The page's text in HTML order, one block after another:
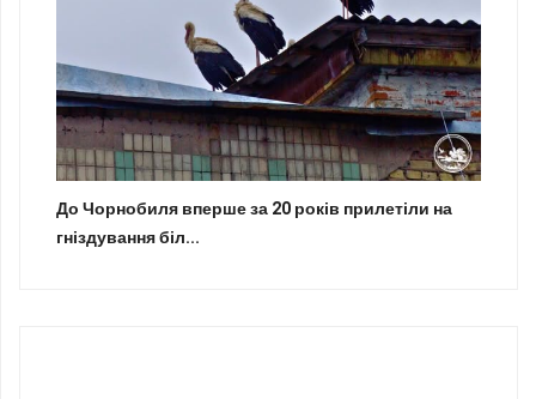
До Чорнобиля вперше за 20 років прилетіли на
гніздування біл...